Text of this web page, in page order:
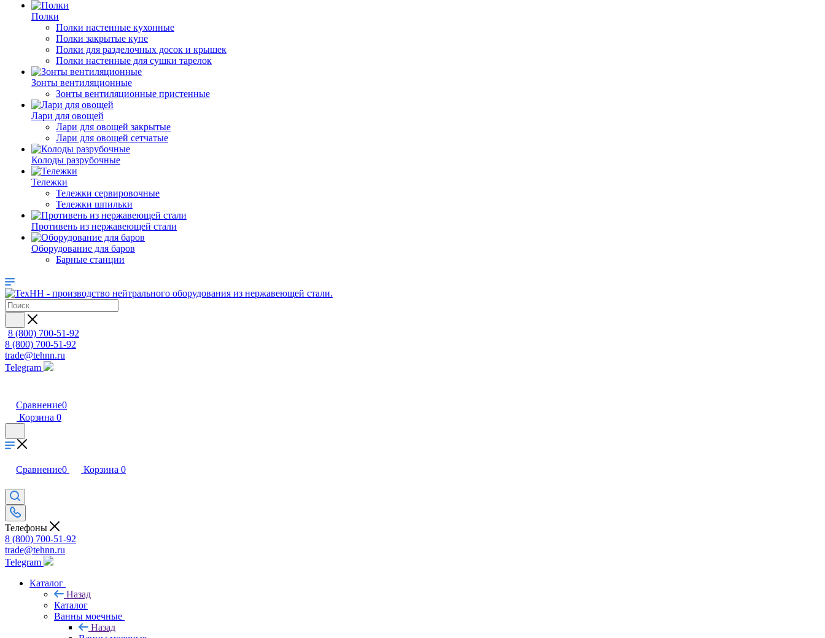
Полки
Полки настенные кухонные
Полки закрытые купе
Полки для разделочных досок и крышек
Полки настенные для сушки тарелок
Зонты вентиляционные
Зонты вентиляционные пристенные
Лари для овощей
Лари для овощей закрытые
Лари для овощей сетчатые
Колоды разрубочные
Тележки
Тележки сервировочные
Тележки шпильки
Противень из нержавеющей стали
Оборудование для баров
Барные станции
8 (800) 700-51-92
8 (800) 700-51-92
trade@tehnn.ru
Telegram
Сравнение0
Корзина 0
Сравнение0 Корзина 0
Телефоны
8 (800) 700-51-92
trade@tehnn.ru
Telegram
Каталог
Назад
Каталог
Ванны моечные
Назад